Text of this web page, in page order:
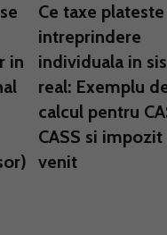
in
Ce taxe
intreprindere
individuala in
real: Exemplu
calcul pentru
CASS si impozit
venit